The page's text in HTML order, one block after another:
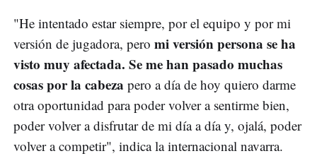
"He intentado estar siempre, por el equipo y por mi
versión de jugadora, pero mi versión persona se ha
visto muy afectada. Se me han pasado muchas
cosas por la cabeza pero a día de hoy quiero darme
otra oportunidad para poder volver a sentirme bien,
poder volver a disfrutar de mi día a día y, ojalá, poder
volver a competir", indica la internacional navarra.